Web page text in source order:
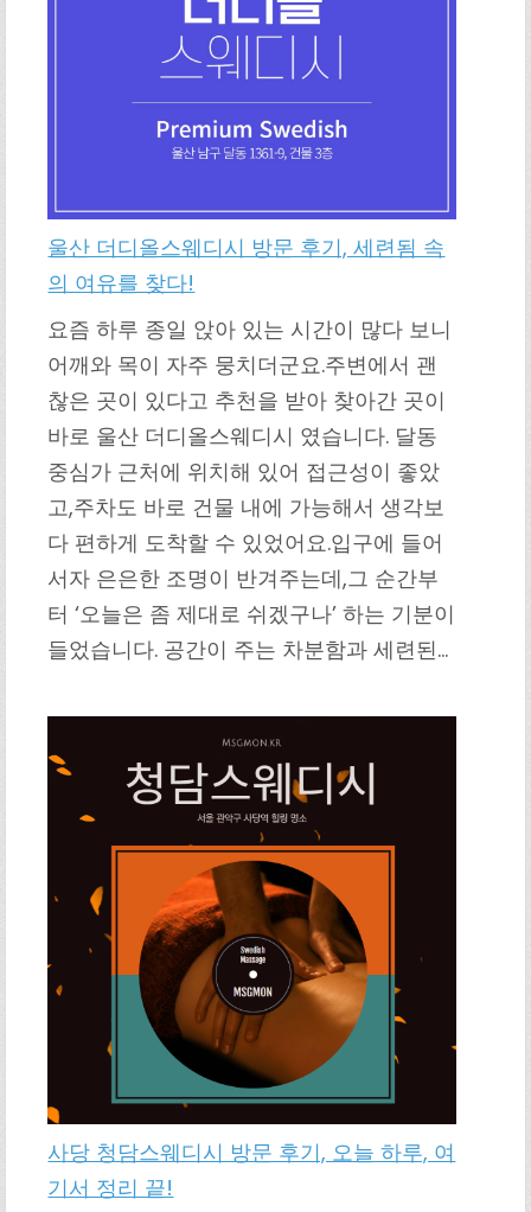
울산 더디올스웨디시 방문 후기, 세련됨 속
의 여유를 찾다!
요즘 하루 종일 앉아 있는 시간이 많다 보니
어깨와 목이 자주 뭉치더군요.주변에서 괜
찮은 곳이 있다고 추천을 받아 찾아간 곳이
바로 울산 더디올스웨디시 였습니다. 달동
중심가 근처에 위치해 있어 접근성이 좋았
고,주차도 바로 건물 내에 가능해서 생각보
다 편하게 도착할 수 있었어요.입구에 들어
서자 은은한 조명이 반겨주는데,그 순간부
터 ‘오늘은 좀 제대로 쉬겠구나’ 하는 기분이
들었습니다. 공간이 주는 차분함과 세련된…
사당 청담스웨디시 방문 후기, 오늘 하루, 여
기서 정리 끝!